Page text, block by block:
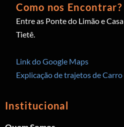
Como nos Encontrar?
Entre as Ponte do Limão e
Tietê.
Link do Google Maps
Explicação de trajetos de
Institucional